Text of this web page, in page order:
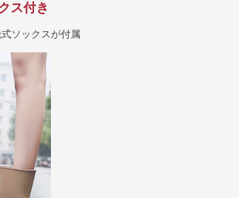
ス付き
ソックスが付属